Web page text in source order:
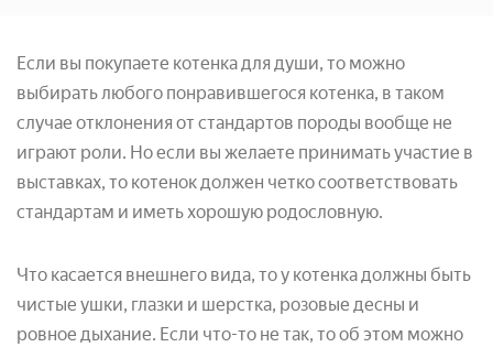
Если вы покупаете котенка для души, то можно
выбирать любого понравившегося котенка, в таком
случае отклонения от стандартов породы вообще не
играют роли. Но если вы желаете принимать участие в
выставках, то котенок должен четко соответствовать
стандартам и иметь хорошую родословную.
Что касается внешнего вида, то у котенка должны быть
чистые ушки, глазки и шерстка, розовые десны и
ровное дыхание. Если что-то не так, то об этом можно